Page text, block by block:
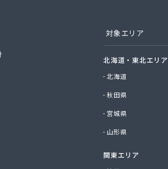
スコム株式会社 尾張営業所
ーサービス
式会社
株式会社 ホームガス 名古屋西営業所
対象エリア
北海道・東北エリア
北海道
秋田県
宮城県
山形県
関東エリア